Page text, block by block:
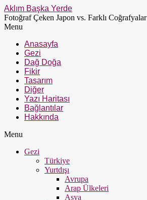
Aklım Başka Yerde
Fotoğraf Çeken Japon vs. Farklı Coğrafyalar
Menu
Anasayfa
Gezi
Dağ Doğa
Fikir
Tasarım
Diğer
Yazı Haritası
Bağlantılar
Hakkında
Menu
Gezi
Türkiye
Yurtdışı
Avrupa
Arap Ülkeleri
Asya